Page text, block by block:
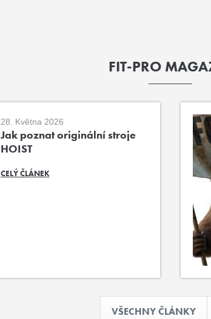
FIT-PRO
28. Května 2026
Jak poznat originální stroje
HOIST
CELÝ ČLÁNEK
VŠECHNY ČLÁNKY